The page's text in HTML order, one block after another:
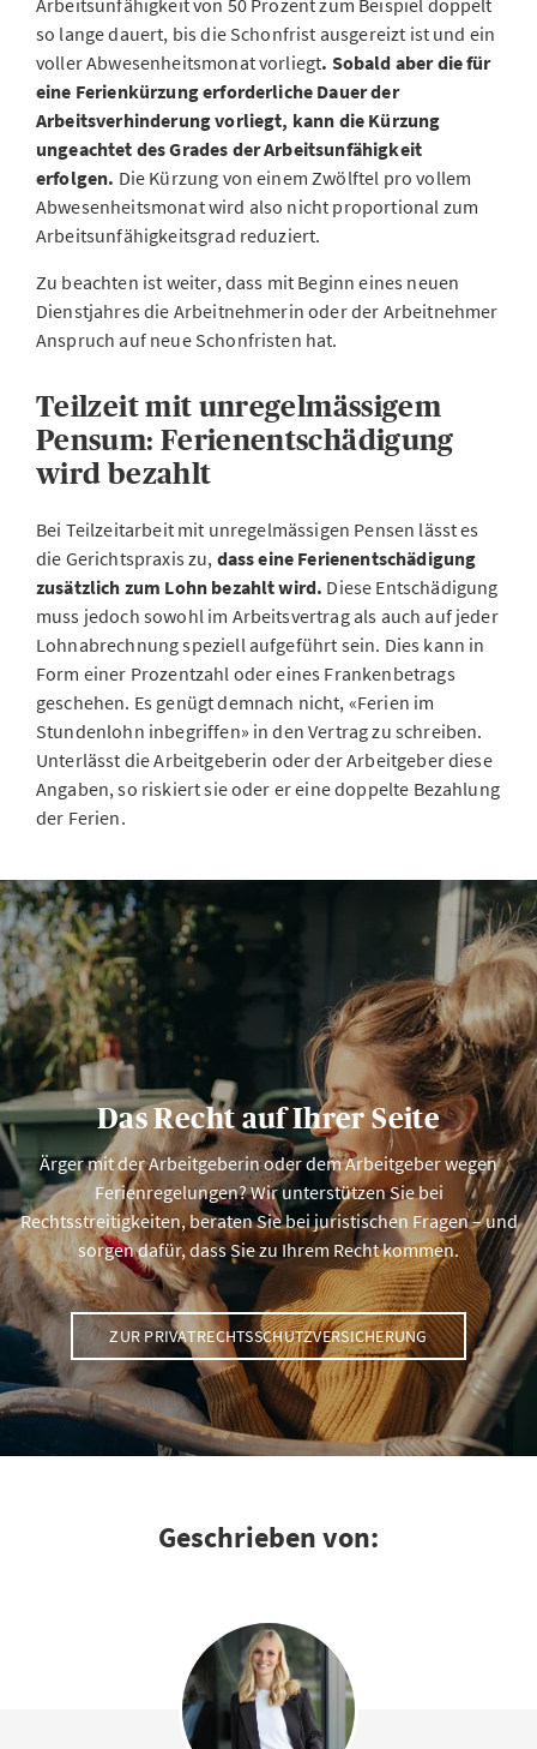
Arbeitsunfähigkeit von 50 Prozent zum Beispiel doppelt
so lange dauert, bis die Schonfrist ausgereizt ist und ein
voller Abwesenheitsmonat vorliegt. Sobald aber die für
eine Ferienkürzung erforderliche Dauer der
Arbeitsverhinderung vorliegt, kann die Kürzung
ungeachtet des Grades der Arbeitsunfähigkeit
erfolgen. Die Kürzung von einem Zwölftel pro vollem
Abwesenheitsmonat wird also nicht proportional zum
Arbeitsunfähigkeitsgrad reduziert.
Zu beachten ist weiter, dass mit Beginn eines neuen
Dienstjahres die Arbeitnehmerin oder der Arbeitnehmer
Anspruch auf neue Schonfristen hat.
Teilzeit mit unregelmässigem
Pensum: Ferienentschädigung
wird bezahlt
Bei Teilzeitarbeit mit unregelmässigen Pensen lässt es
die Gerichtspraxis zu, dass eine Ferienentschädigung
zusätzlich zum Lohn bezahlt wird. Diese Entschädigung
muss jedoch sowohl im Arbeitsvertrag als auch auf jeder
Lohnabrechnung speziell aufgeführt sein. Dies kann in
Form einer Prozentzahl oder eines Frankenbetrags
geschehen. Es genügt demnach nicht, «Ferien im
Stundenlohn inbegriffen» in den Vertrag zu schreiben.
Unterlässt die Arbeitgeberin oder der Arbeitgeber diese
Angaben, so riskiert sie oder er eine doppelte Bezahlung
der Ferien.
Das Recht auf Ihrer Seite
Ärger mit der Arbeitgeberin oder dem Arbeitgeber wegen
Ferienregelungen? Wir unterstützen Sie bei
Rechtsstreitigkeiten, beraten Sie bei juristischen Fragen – und
sorgen dafür, dass Sie zu Ihrem Recht kommen.
ZUR PRIVATRECHTSSCHUTZVERSICHERUNG
Geschrieben von: